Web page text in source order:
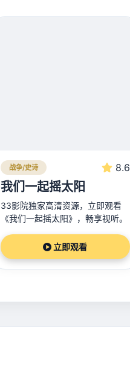
战争/史诗 8.6
我们一起摇太阳
33影院独家高清资源，立即观看
《我们一起摇太阳》，畅享视听。
立即观看